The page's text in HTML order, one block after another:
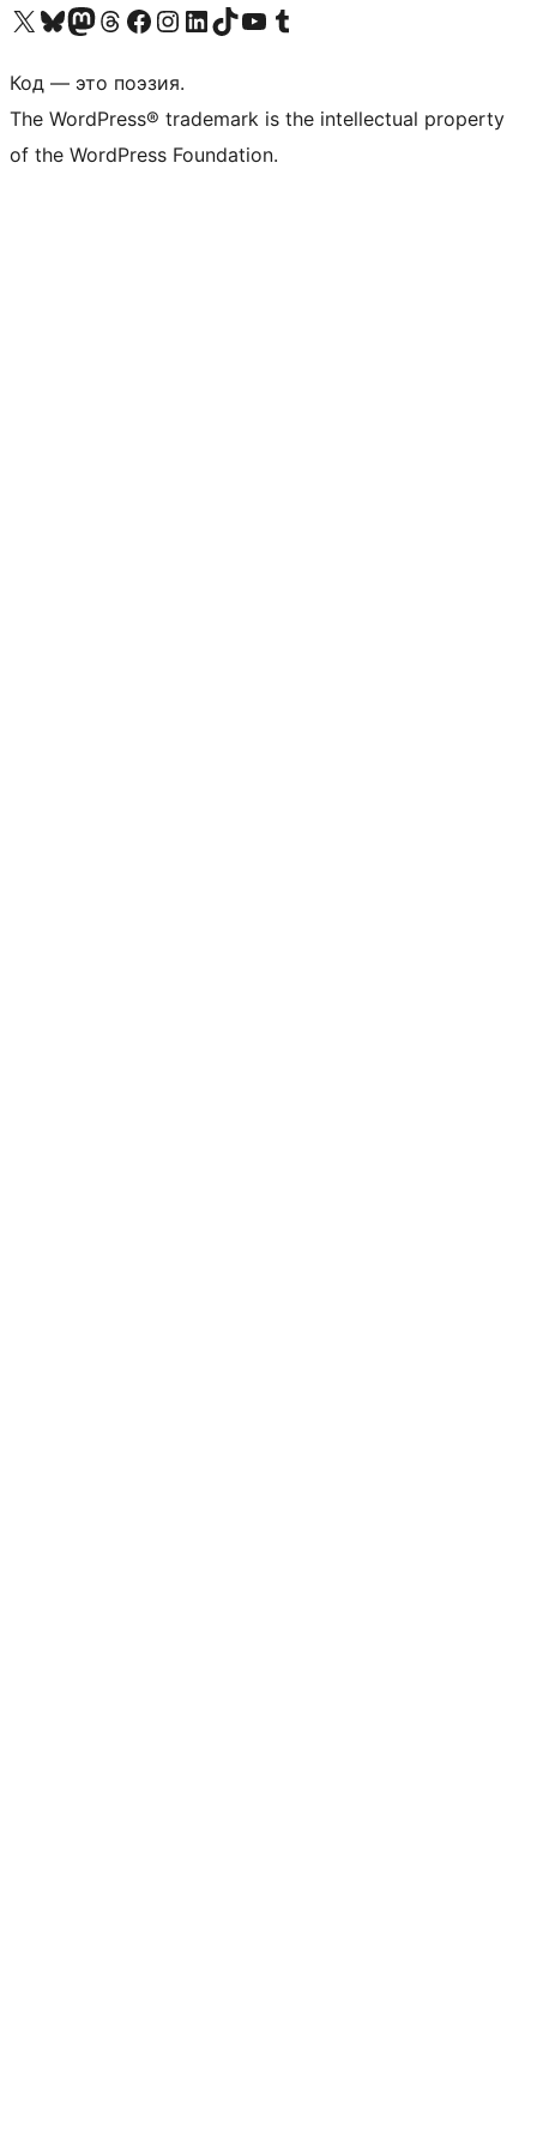
Посетите нас в X (ранее Twitter)
Посетите нашу учётную запись в Bluesky
Посетите нашу ленту в Mastodon
Посетите нашу учётную запись в Threads
Посетите нашу страницу на Facebook
Посетите наш Instagram
Посетите нашу страницу в LinkedIn
Посетите нашу учётную запись в TikTok
Посетите наш канал YouTube
Посетите нашу учётную запись в Tumblr
Код — это поэзия.
The WordPress® trademark is the intellectual property
of the WordPress Foundation.